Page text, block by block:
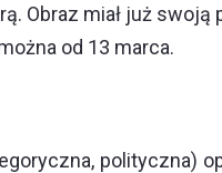
Obraz miał już
od 13 marca.
polityczna)